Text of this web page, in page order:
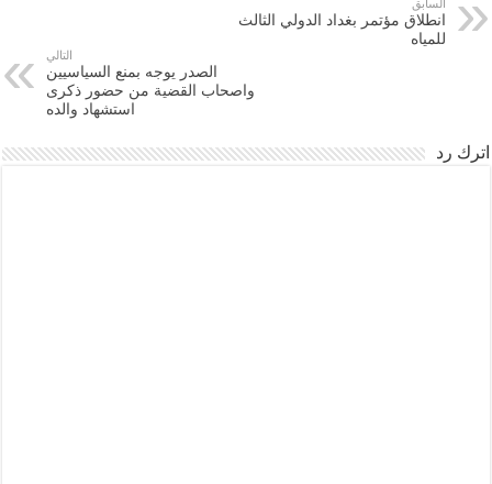
السابق
انطلاق مؤتمر بغداد الدولي الثالث
للمياه
التالي
الصدر يوجه بمنع السياسيين
واصحاب القضية من حضور ذكرى
استشهاد والده
اترك رد